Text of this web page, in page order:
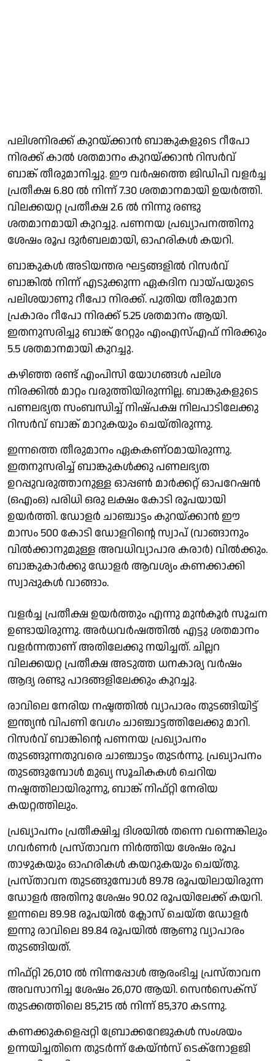
പലിശനിരക്ക് കുറയ്ക്കാൻ ബാങ്കുകളുടെ റീപോ
നിരക്ക് കാൽ ശതമാനം കുറയ്ക്കാൻ റിസർവ്
ബാങ്ക് തീരുമാനിച്ചു. ഈ വർഷത്തെ ജിഡിപി വളർച്ച
പ്രതീക്ഷ 6.80 ൽ നിന്ന് 7.30 ശതമാനമായി ഉയർത്തി.
വിലക്കയറ്റ പ്രതീക്ഷ 2.6 ൽ നിന്നു രണ്ടു
ശതമാനമായി കുറച്ചു. പണനയ പ്രഖ്യാപനത്തിനു
ശേഷം രൂപ ദുർബലമായി, ഓഹരികൾ കയറി.
ബാങ്കുകൾ അടിയന്തര ഘട്ടങ്ങളിൽ റിസർവ്
ബാങ്കിൽ നിന്ന് എടുക്കുന്ന ഏകദിന വായ്പയുടെ
പലിശയാണു റീപോ നിരക്ക്. പുതിയ തീരുമാന
പ്രകാരം റീപോ നിരക്ക് 5.25 ശതമാനം ആയി.
ഇതനുസരിച്ചു ബാങ്ക് റേറ്റും എംഎസ്എഫ് നിരക്കും
5.5 ശതമാനമായി കുറച്ചു.
കഴിഞ്ഞ രണ്ട് എംപിസി യോഗങ്ങൾ പലിശ
നിരക്കിൽ മാറ്റം വരുത്തിയിരുന്നില്ല. ബാങ്കുകളുടെ
പണലഭ്യത സംബന്ധിച്ച് നിഷ്പക്ഷ നിലപാടിലേക്കു
റിസർവ് ബാങ്ക് മാറുകയും ചെയ്തിരുന്നു.
ഇന്നത്തെ തീരുമാനം ഏകകണ്ഠമായിരുന്നു.
ഇതനുസരിച്ച് ബാങ്കുകൾക്കു പണലഭ്യത
ഉറപ്പുവരുത്താനുള്ള ഓപ്പൺ മാർക്കറ്റ് ഓപറേഷൻ
(ഒഎംഒ) പരിധി ഒരു ലക്ഷം കോടി രൂപയായി
ഉയർത്തി. ഡോളർ ചാഞ്ചാട്ടം കുറയ്ക്കാൻ ഈ
മാസം 500 കോടി ഡോളറിൻ്റെ സ്വാപ് (വാങ്ങാനും
വിൽക്കാനുമുള്ള അവധിവ്യാപാര കരാർ) വിൽക്കും.
ബാങ്കുകാർക്കു ഡോളർ ആവശ്യം കണക്കാക്കി
സ്വാപ്പുകൾ വാങ്ങാം.
വളർച്ച പ്രതീക്ഷ ഉയർത്തും എന്നു മുൻകൂർ സൂചന
ഉണ്ടായിരുന്നു. അർധവർഷത്തിൽ എട്ടു ശതമാനം
വളർന്നതാണ് അതിലേക്കു നയിച്ചത്. ചില്ലറ
വിലക്കയറ്റ പ്രതീക്ഷ അടുത്ത ധനകാര്യ വർഷം
ആദ്യ രണ്ടു പാദങ്ങളിലേക്കും കുറച്ചു.
രാവിലെ നേരിയ നഷ്ടത്തിൽ വ്യാപാരം തുടങ്ങിയിട്ട്
ഇന്ത്യൻ വിപണി വേഗം ചാഞ്ചാട്ടത്തിലേക്കു മാറി.
റിസർവ് ബാങ്കിൻ്റെ പണനയ പ്രഖ്യാപനം
തുടങ്ങുന്നതുവരെ ചാഞ്ചാട്ടം തുടർന്നു. പ്രഖ്യാപനം
തുടങ്ങുമ്പോൾ മുഖ്യ സൂചികകൾ ചെറിയ
നഷ്ടത്തിലായിരുന്നു, ബാങ്ക് നിഫ്റ്റി നേരിയ
കയറ്റത്തിലും.
പ്രഖ്യാപനം പ്രതീക്ഷിച്ച ദിശയിൽ തന്നെ വന്നെങ്കിലും
ഗവർണർ പ്രസ്താവന നിർത്തിയ ശേഷം രൂപ
താഴുകയും ഓഹരികൾ കയറുകയും ചെയ്തു.
പ്രസ്താവന തുടങ്ങുമ്പോൾ 89.78 രൂപയിലായിരുന്ന
ഡോളർ അതിനു ശേഷം 90.02 രൂപയിലേക്ക് കയറി.
ഇന്നലെ 89.98 രൂപയിൽ ക്ലോസ് ചെയ്ത ഡോളർ
ഇന്നു രാവിലെ 89.84 രൂപയിൽ ആണു വ്യാപാരം
തുടങ്ങിയത്.
നിഫ്റ്റി 26,010 ൽ നിന്നപ്പോൾ ആരംഭിച്ച പ്രസ്താവന
അവസാനിച്ച ശേഷം 26,070 ആയി. സെൻസെക്സ്
തുടക്കത്തിലെ 85,215 ൽ നിന്ന് 85,370 കടന്നു.
കണക്കുകളെപ്പറ്റി ബ്രോക്കറേജുകൾ സംശയം
ഉന്നയിച്ചതിനെ തുടർന്ന് കേയ്ൻസ് ടെക്നോളജി